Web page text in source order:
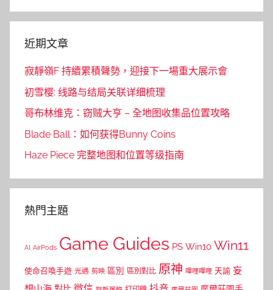
近期文章
寂靜嶺F 持續累積聲勢，迎接下一場重大展示會
初雪樱: 线路与结局关联详细梳理
哥布林维克：窃贼大亨 – 全地图收集品位置攻略
Blade Ball：如何获得Bunny Coins
Haze Piece 完整地图和位置等级指南
熱門主題
AI AirPods Game Guides PS Win10 Win11
使命召喚手遊 光遇 剪映 區別 區別對比 原神 嗶哩嗶哩 天諭 妄